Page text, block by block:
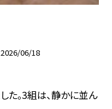
2026/06/18
た。3組は、静かに並ん